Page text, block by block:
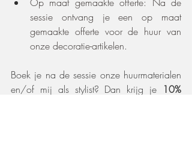
sessie ontvang je een op maat
gemaakte offerte voor de huur van
onze decoratie-artikelen.
Boek je na de sessie onze huurmaterialen
en/of mij als stylist? Dan krijg je 10%